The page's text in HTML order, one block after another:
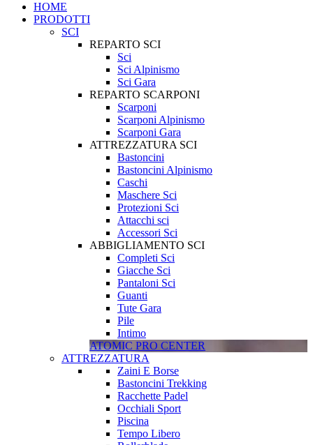
HOME
PRODOTTI
SCI
REPARTO SCI
Sci
Sci Alpinismo
Sci Gara
REPARTO SCARPONI
Scarponi
Scarponi Alpinismo
Scarponi Gara
ATTREZZATURA SCI
Bastoncini
Bastoncini Alpinismo
Caschi
Maschere Sci
Protezioni Sci
Attacchi sci
Accessori Sci
ABBIGLIAMENTO SCI
Completi Sci
Giacche Sci
Pantaloni Sci
Guanti
Tute Gara
Pile
Intimo
ATOMIC PRO CENTER
ATTREZZATURA
Zaini E Borse
Bastoncini Trekking
Racchette Padel
Occhiali Sport
Piscina
Tempo Libero